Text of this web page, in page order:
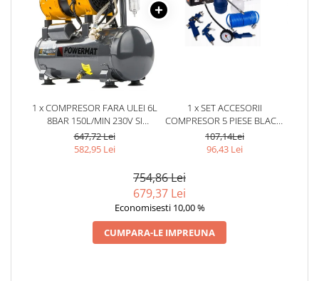
1 x COMPRESOR FARA ULEI 6L
8BAR 150L/MIN 230V SI
SEPARATOR REGULATOR
PRESIUNE SILENTIOS 59DB
647,72 Lei
582,95 Lei
1 x SET ACCESORII
COMPRESOR 5 PIESE BLACK,
PISTOL VOPSIT, UMFLAT,
SUFLAT, SPĂLAT ȘI FURTUN
107,14Lei
96,43 Lei
754,86 Lei
679,37 Lei
Economisesti 10,00 %
CUMPARA-LE IMPREUNA